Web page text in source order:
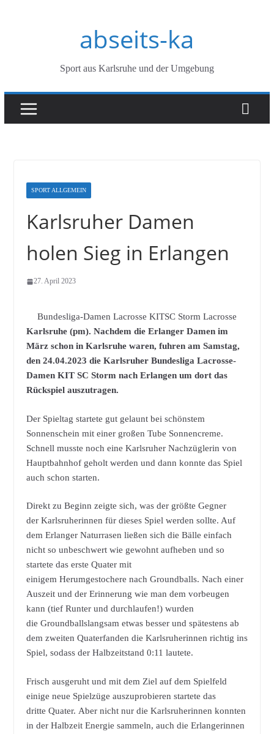
abseits-ka
Sport aus Karlsruhe und der Umgebung
SPORT ALLGEMEIN
Karlsruher Damen
holen Sieg in Erlangen
27. April 2023
Bundesliga-Damen Lacrosse KITSC Storm Lacrosse
Karlsruhe (pm). Nachdem die Erlanger Damen im
März schon in Karlsruhe waren, fuhren am Samstag,
den 24.04.2023 die Karlsruher Bundesliga Lacrosse-
Damen KIT SC Storm nach Erlangen um dort das
Rückspiel auszutragen.
Der Spieltag startete gut gelaunt bei schönstem
Sonnenschein mit einer großen Tube Sonnencreme.
Schnell musste noch eine Karlsruher Nachzüglerin von
Hauptbahnhof geholt werden und dann konnte das Spiel
auch schon starten.
Direkt zu Beginn zeigte sich, was der größte Gegner
der Karlsruherinnen für dieses Spiel werden sollte. Auf
dem Erlanger Naturrasen ließen sich die Bälle einfach
nicht so unbeschwert wie gewohnt aufheben und so
startete das erste Quater mit
einigem Herumgestochere nach Groundballs. Nach einer
Auszeit und der Erinnerung wie man dem vorbeugen
kann (tief Runter und durchlaufen!) wurden
die Groundballslangsam etwas besser und spätestens ab
dem zweiten Quaterfanden die Karlsruherinnen richtig ins
Spiel, sodass der Halbzeitstand 0:11 lautete.
Frisch ausgeruht und mit dem Ziel auf dem Spielfeld
einige neue Spielzüge auszuprobieren startete das
dritte Quater. Aber nicht nur die Karlsruherinnen konnten
in der Halbzeit Energie sammeln, auch die Erlangerinnen